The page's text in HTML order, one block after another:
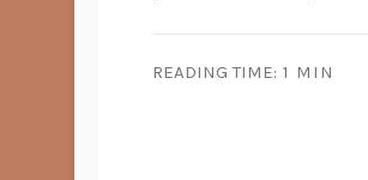
READING TIME: 1 MIN